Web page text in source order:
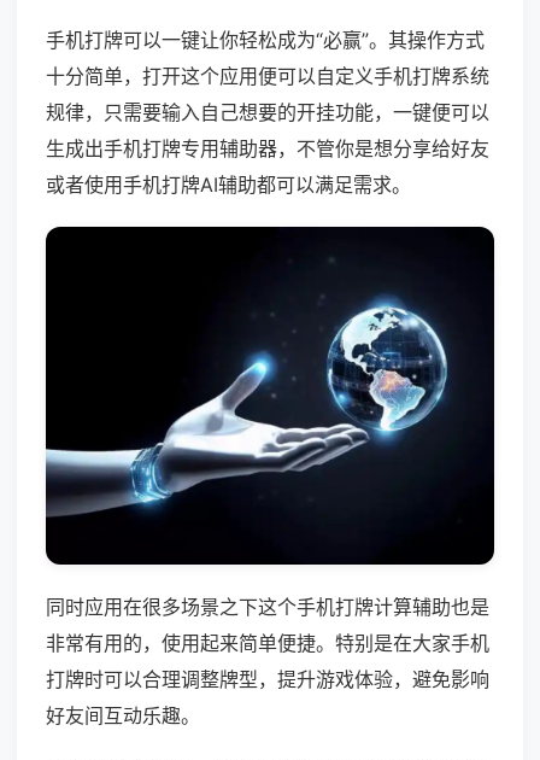
手机打牌可以一键让你轻松成为“必赢”。其操作方式
十分简单，打开这个应用便可以自定义手机打牌系统
规律，只需要输入自己想要的开挂功能，一键便可以
生成出手机打牌专用辅助器，不管你是想分享给好友
或者使用手机打牌AI辅助都可以满足需求。
同时应用在很多场景之下这个手机打牌计算辅助也是
非常有用的，使用起来简单便捷。特别是在大家手机
打牌时可以合理调整牌型，提升游戏体验，避免影响
好友间互动乐趣。